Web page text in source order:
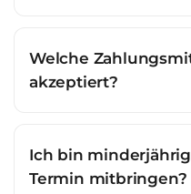
Welche
akzeptiert?
Ich bin
Termin mitbringen?